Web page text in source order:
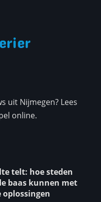
uit Nijmegen? Lees
online.
telt: hoe steden
baas kunnen met